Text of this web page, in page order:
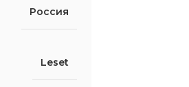
Россия
Leset